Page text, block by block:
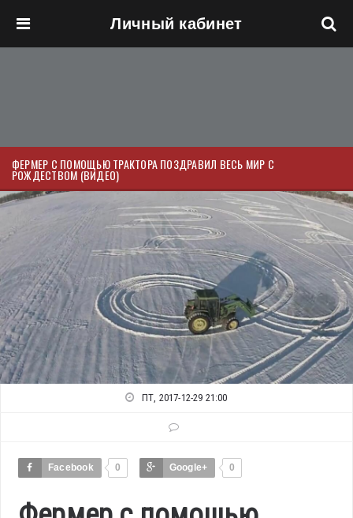
Личный кабинет
ФЕРМЕР С ПОМОЩЬЮ ТРАКТОРА ПОЗДРАВИЛ ВЕСЬ МИР С
РОЖДЕСТВОМ (ВИДЕО)
ПТ, 2017-12-29 21:00
Facebook 0 Google+ 0